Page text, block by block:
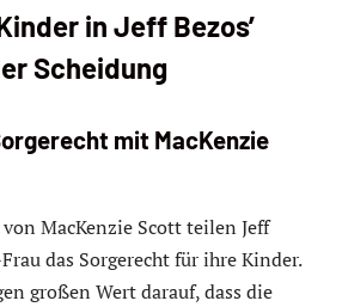
in Jeff Bezos’
Scheidung
mit MacKenzie
MacKenzie Scott teilen Jeff
das Sorgerecht für ihre Kinder.
großen Wert darauf, dass die